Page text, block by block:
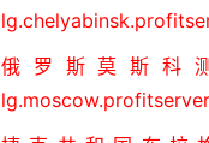
俄罗斯莫斯科